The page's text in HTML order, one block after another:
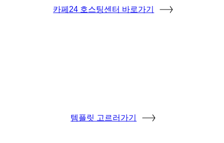
카페24 호스팅센터 바로가기
템플릿 고르러가기